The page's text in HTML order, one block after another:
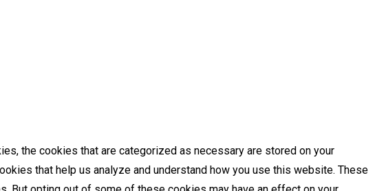
the cookies that are categorized as necessary are stored on your
that help us analyze and understand how you use this website. These